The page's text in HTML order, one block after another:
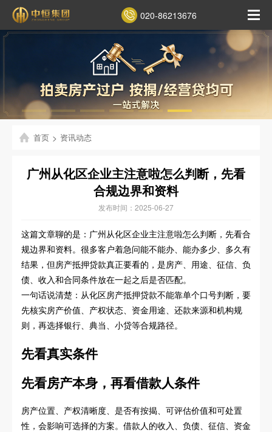
020-86213676
首页 > 资讯动态
广州从化区企业主注意啦怎么判断，先看
合规边界和资料
发布时间：2025-06-27
这篇文章聊的是：广州从化区企业主注意啦怎么判断，先看合
规边界和资料。很多客户着急问能不能办、能办多少、多久有
结果，但房产抵押贷款真正要看的，是房产、用途、征信、负
债、收入和合同条件放在一起之后是否匹配。
一句话说清楚：从化区房产抵押贷款不能靠单个口号判断，要
先核实房产价值、产权状态、资金用途、还款来源和机构规
则，再选择银行、典当、小贷等合规路径。
先看真实条件
先看房产本身，再看借款人条件
房产位置、产权清晰度、是否有按揭、可评估价值和可处置
性，会影响可选择的方案。借款人的收入、负债、征信、资金